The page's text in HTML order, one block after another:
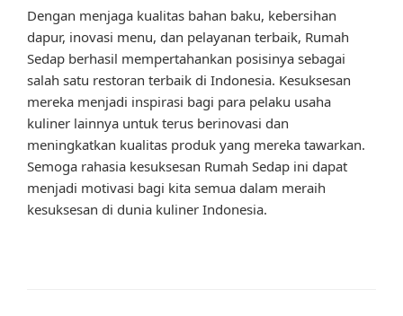
Dengan menjaga kualitas bahan baku, kebersihan
dapur, inovasi menu, dan pelayanan terbaik, Rumah
Sedap berhasil mempertahankan posisinya sebagai
salah satu restoran terbaik di Indonesia. Kesuksesan
mereka menjadi inspirasi bagi para pelaku usaha
kuliner lainnya untuk terus berinovasi dan
meningkatkan kualitas produk yang mereka tawarkan.
Semoga rahasia kesuksesan Rumah Sedap ini dapat
menjadi motivasi bagi kita semua dalam meraih
kesuksesan di dunia kuliner Indonesia.